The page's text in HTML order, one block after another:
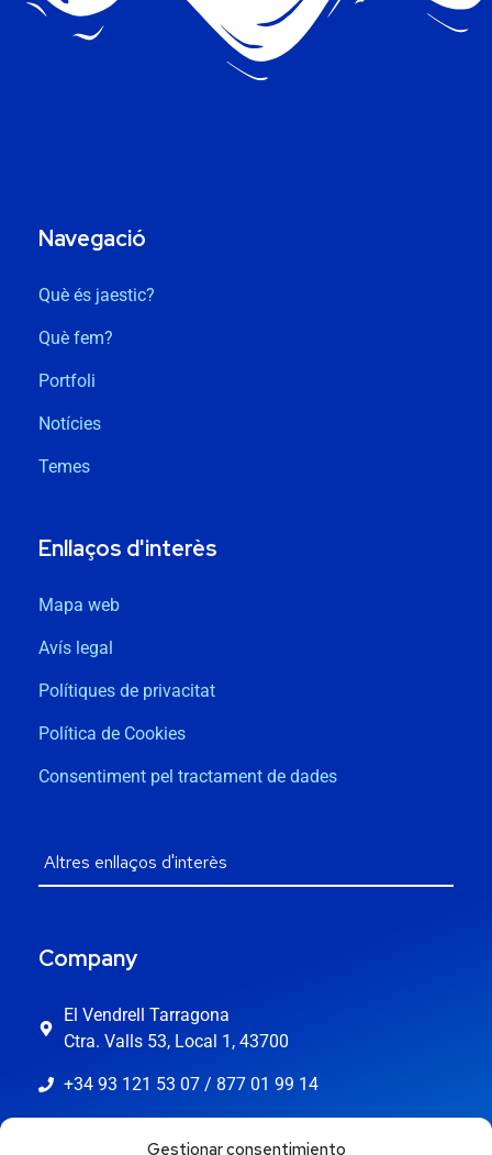
Gestionar consentimiento
Navegació
Què és jaestic?
Què fem?
Portfoli
Notícies
Temes
Enllaços d'interès
Mapa web
Avís legal
Polítiques de privacitat
Política de Cookies
Consentiment pel tractament de dades
Company
El Vendrell Tarragona
Ctra. Valls 53, Local 1, 43700
+34 93 121 53 07 / 877 01 99 14